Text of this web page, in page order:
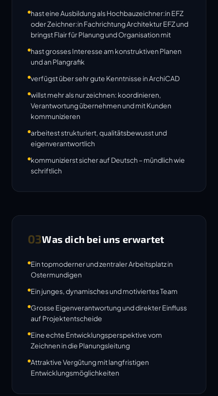
hast eine Ausbildung als Hochbauzeichner:in EFZ
oder Zeichner:in Fachrichtung Architektur EFZ und
bringst Flair für Planung und Organisation mit
hast grosses Interesse am konstruktiven Planen
und an Plangrafik
verfügst über sehr gute Kenntnisse in ArchiCAD
willst mehr als nur zeichnen: koordinieren,
Verantwortung übernehmen und mit Kunden
kommunizieren
arbeitest strukturiert, qualitätsbewusst und
eigenverantwortlich
kommunizierst sicher auf Deutsch – mündlich wie
schriftlich
03Was dich bei uns erwartet
Ein topmoderner und zentraler Arbeitsplatz in
Ostermundigen
Ein junges, dynamisches und motiviertes Team
Grosse Eigenverantwortung und direkter Einfluss
auf Projektentscheide
Eine echte Entwicklungsperspektive vom
Zeichnen in die Planungsleitung
Attraktive Vergütung mit langfristigen
Entwicklungsmöglichkeiten